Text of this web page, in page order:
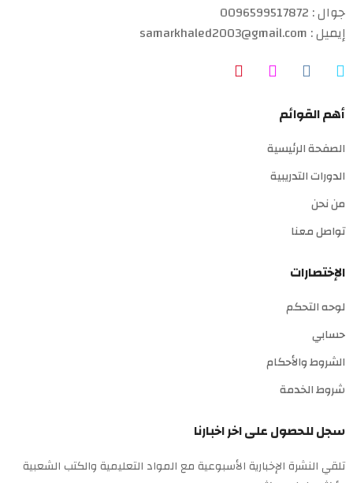
جوال : 0096599517872
إيميل : samarkhaled2003@gmail.com
أهم القوائم
الصفحة الرئيسية
الدورات التدريبية
من نحن
تواصل معنا
الإختصارات
لوحه التحكم
حسابي
الشروط والأحكام
شروط الخدمة
سجل للحصول على اخر اخبارنا
تلقي النشرة الإخبارية الأسبوعية مع المواد التعليمية والكتب الشعبية